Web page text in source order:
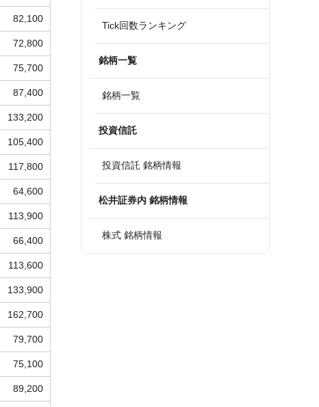
82,100
72,800
75,700
87,400
133,200
105,400
117,800
64,600
113,900
66,400
113,600
133,900
162,700
79,700
75,100
89,200
Tick回数ランキング
銘柄一覧
銘柄一覧
投資信託
投資信託 銘柄情報
松井証券内 銘柄情報
株式 銘柄情報